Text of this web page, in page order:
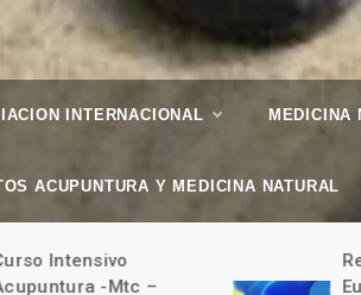
INTERNACIONAL MEDICINA
ACUPUNTURA Y MEDICINA NATURAL
Intensivo
-Mtc –